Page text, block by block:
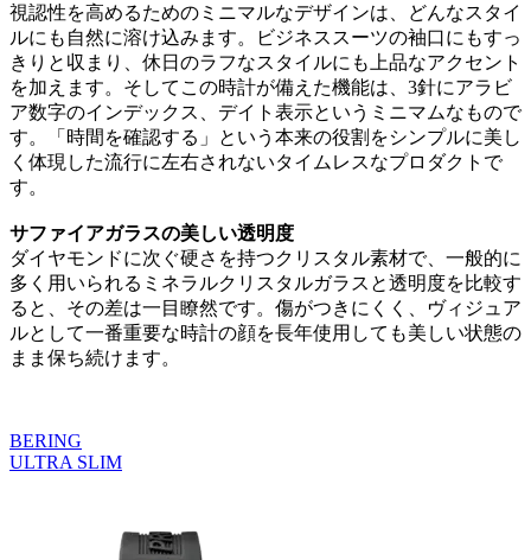
視認性を高めるためのミニマルなデザインは、どんなスタイ
ルにも自然に溶け込みます。ビジネススーツの袖口にもすっ
きりと収まり、休日のラフなスタイルにも上品なアクセント
を加えます。そしてこの時計が備えた機能は、3針にアラビ
ア数字のインデックス、デイト表示というミニマムなもので
す。「時間を確認する」という本来の役割をシンプルに美し
く体現した流行に左右されないタイムレスなプロダクトで
す。
サファイアガラスの美しい透明度
ダイヤモンドに次ぐ硬さを持つクリスタル素材で、一般的に
多く用いられるミネラルクリスタルガラスと透明度を比較す
ると、その差は一目瞭然です。傷がつきにくく、ヴィジュア
ルとして一番重要な時計の顔を長年使用しても美しい状態の
まま保ち続けます。
BERING
ULTRA SLIM